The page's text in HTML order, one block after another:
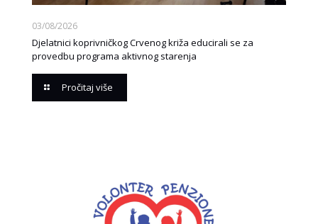
03/08/2026
Djelatnici koprivničkog Crvenog križa educirali se za
provedbu programa aktivnog starenja
Pročitaj više